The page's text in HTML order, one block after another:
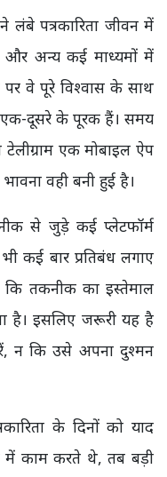
पत्रकारिता जीवन में
और अन्य कई माध्यमों में
वे पूरे विश्वास के साथ
एक-दूसरे के पूरक हैं। समय
एक मोबाइल ऐप
वही बनी हुई है।
से जुड़े कई प्लेटफॉर्म
कई बार प्रतिबंध लगाए
तकनीक का इस्तेमाल
है। इसलिए जरूरी यह है
न कि उसे अपना दुश्मन
के दिनों को याद
काम करते थे, तब बड़ी